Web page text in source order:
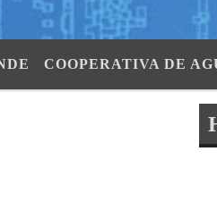
COOPERATIVA DE